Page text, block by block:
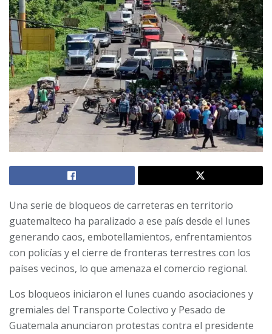
Una serie de bloqueos de carreteras en territorio
guatemalteco ha paralizado a ese país desde el lunes
generando caos, embotellamientos, enfrentamientos
con policías y el cierre de fronteras terrestres con los
países vecinos, lo que amenaza el comercio regional.
Los bloqueos iniciaron el lunes cuando asociaciones y
gremiales del Transporte Colectivo y Pesado de
Guatemala anunciaron protestas contra el presidente